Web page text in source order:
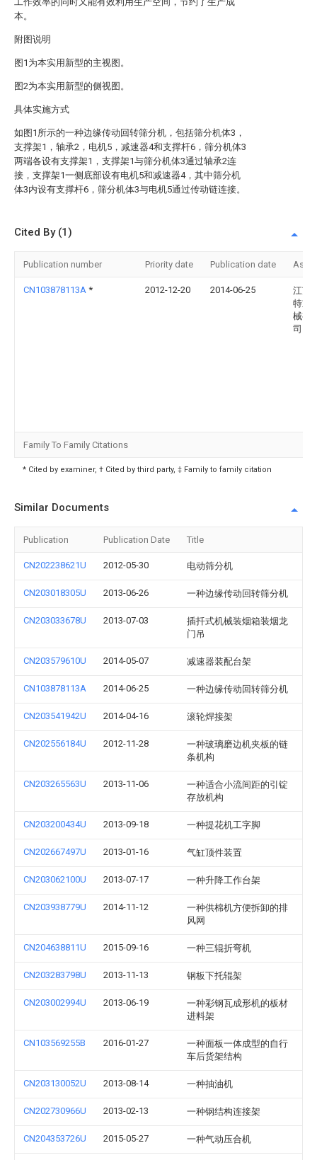
本。
附图说明
图1为本实用新型的主视图。
图2为本实用新型的侧视图。
具体实施方式
如图1所示的一种边缘传动回转筛分机，包括筛分机体3，
支撑架1，轴承2，电机5，减速器4和支撑杆6，筛分机体3
两端各设有支撑架1，支撑架1与筛分机体3通过轴承2连
接，支撑架1一侧底部设有电机5和减速器4，其中筛分机
体3内设有支撑杆6，筛分机体3与电机5通过传动链连接。
Cited By (1)
Publication number Priority date Publication date
CN103878113A * 2012-12-20 2014-06-25
江苏
特重
械有
司
Family To Family Citations
* Cited by examiner, † Cited by third party, ‡ Family to family citation
Similar Documents
Publication Publication Date Title
CN202238621U 2012-05-30 电动筛分机
CN203018305U 2013-06-26 一种边缘传动回转筛分机
CN203033678U 2013-07-03
插扦式机械装烟箱装烟龙
门吊
CN203579610U 2014-05-07 减速器装配台架
CN103878113A 2014-06-25 一种边缘传动回转筛分机
CN203541942U 2014-04-16 滚轮焊接架
CN202556184U 2012-11-28
一种玻璃磨边机夹板的链
条机构
CN203265563U 2013-11-06
一种适合小流间距的引锭
存放机构
CN203200434U 2013-09-18 一种提花机工字脚
CN202667497U 2013-01-16 气缸顶件装置
CN203062100U 2013-07-17 一种升降工作台架
CN203938779U 2014-11-12
一种供棉机方便拆卸的排
风网
CN204638811U 2015-09-16 一种三辊折弯机
CN203283798U 2013-11-13 钢板下托辊架
CN203002994U 2013-06-19
一种彩钢瓦成形机的板材
进料架
CN103569255B 2016-01-27
一种面板一体成型的自行
车后货架结构
CN203130052U 2013-08-14 一种抽油机
CN202730966U 2013-02-13 一种钢结构连接架
CN204353726U 2015-05-27 一种气动压合机